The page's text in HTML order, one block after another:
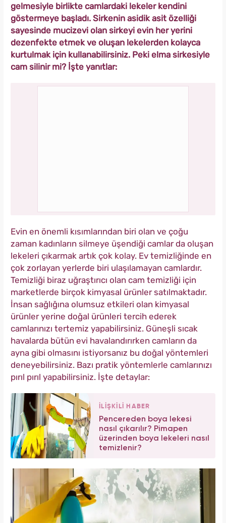
gelmesiyle birlikte camlardaki lekeler kendini
göstermeye başladı. Sirkenin asidik asit özelliği
sayesinde mucizevi olan sirkeyi evin her yerini
dezenfekte etmek ve oluşan lekelerden kolayca
kurtulmak için kullanabilirsiniz. Peki elma sirkesiyle
cam silinir mi? İşte yanıtlar:
Evin en önemli kısımlarından biri olan ve çoğu
zaman kadınların silmeye üşendiği camlar da oluşan
lekeleri çıkarmak artık çok kolay. Ev temizliğinde en
çok zorlayan yerlerde biri ulaşılamayan camlardır.
Temizliği biraz uğraştırıcı olan cam temizliği için
marketlerde birçok kimyasal ürünler satılmaktadır.
İnsan sağlığına olumsuz etkileri olan kimyasal
ürünler yerine doğal ürünleri tercih ederek
camlarınızı tertemiz yapabilirsiniz. Güneşli sıcak
havalarda bütün evi havalandırırken camların da
ayna gibi olmasını istiyorsanız bu doğal yöntemleri
deneyebilirsiniz. Bazı pratik yöntemlerle camlarınızı
pırıl pırıl yapabilirsiniz. İşte detaylar:
İLİŞKİLİ HABER
Pencereden boya lekesi
nasıl çıkarılır? Pimapen
üzerinden boya lekeleri nasıl
temizlenir?